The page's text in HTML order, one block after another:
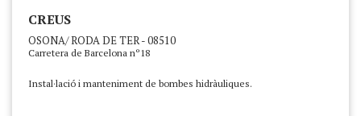
CREUS
OSONA/ RODA DE TER - 08510
Carretera de Barcelona nº18
Instal·lació i manteniment de bombes hidràuliques.